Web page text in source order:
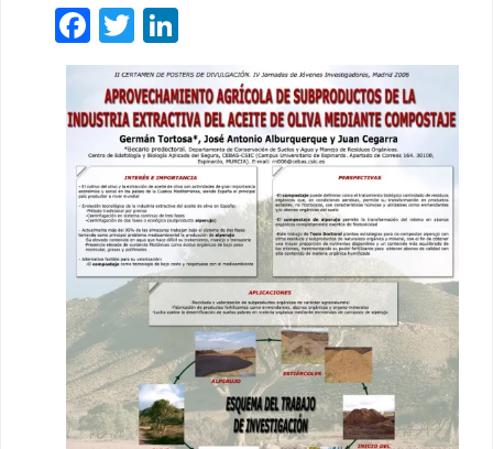
F
ac
e
b
o
o
k
T
wi
tt
er
Li
n
k
e
dI
n